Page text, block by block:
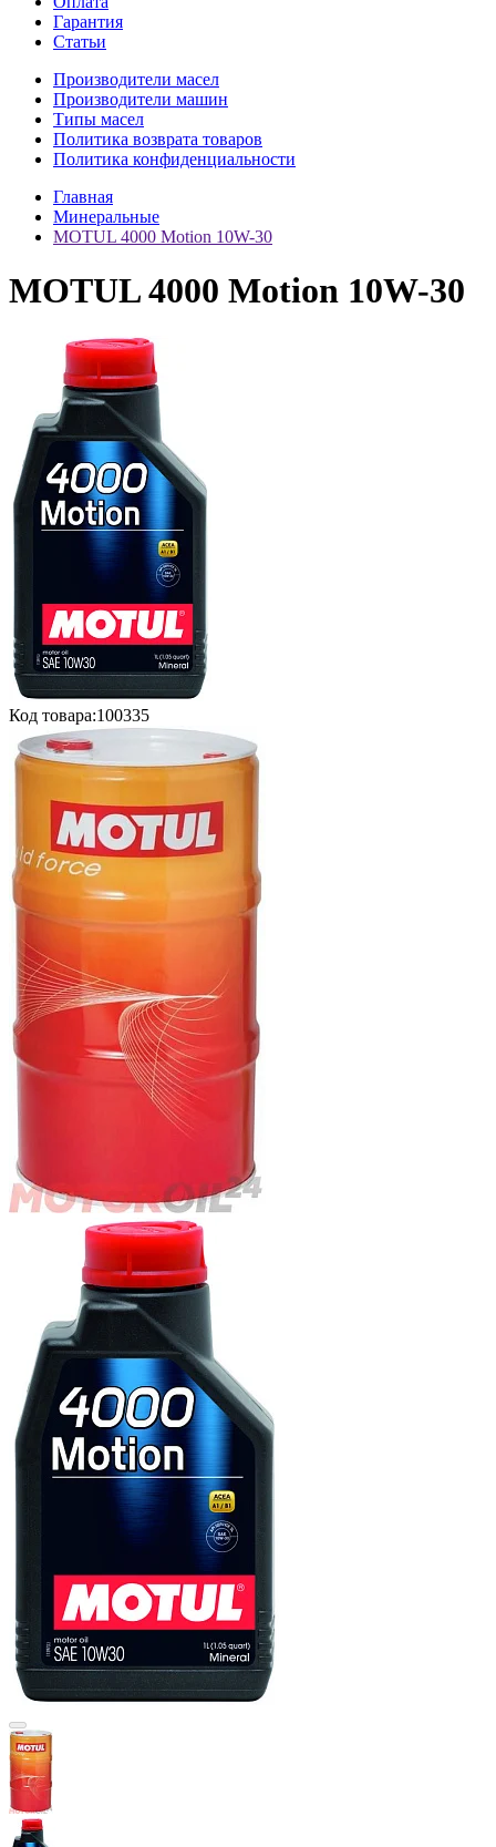
Гарантия
Статьи
Производители масел
Производители машин
Типы масел
Политика возврата товаров
Политика конфиденциальности
Главная
Минеральные
MOTUL 4000 Motion 10W-30
MOTUL 4000 Motion 10W-30
Код товара:100335